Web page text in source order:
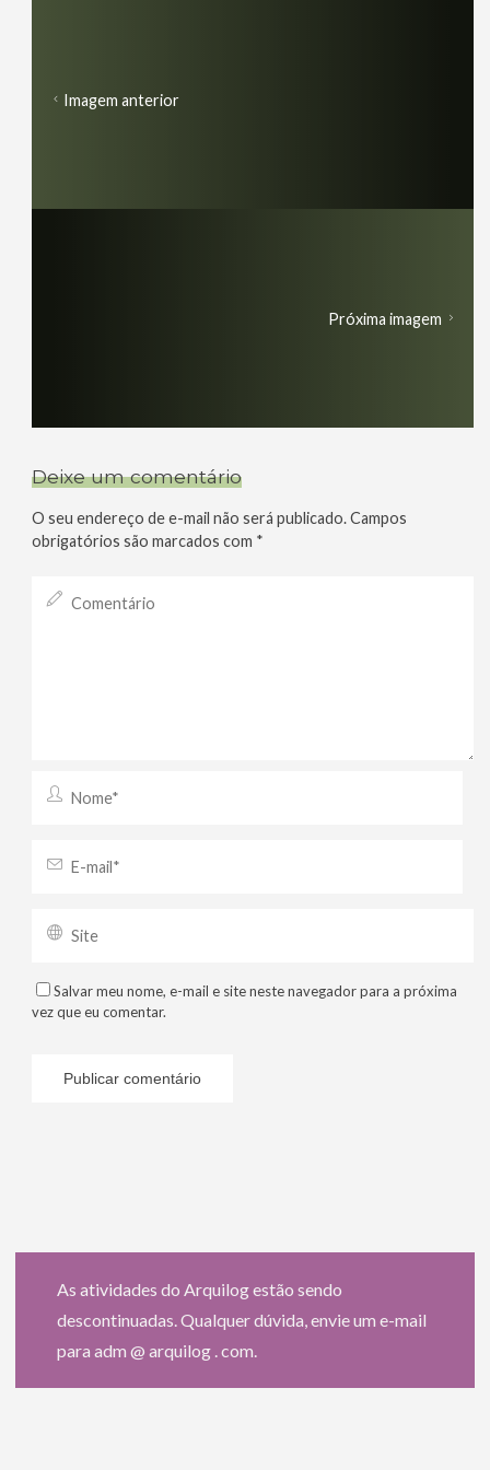
Imagem anterior
Próxima imagem
Deixe um comentário
O seu endereço de e-mail não será publicado.Campos
obrigatórios são marcados com *
Salvar meu nome, e-mail e site neste navegador para a próxima
vez que eu comentar.
As atividades do Arquilog estão sendo
descontinuadas. Qualquer dúvida, envie um e-mail
para adm @ arquilog . com.